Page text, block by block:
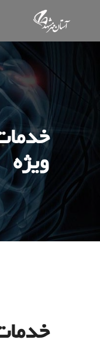
ویژه